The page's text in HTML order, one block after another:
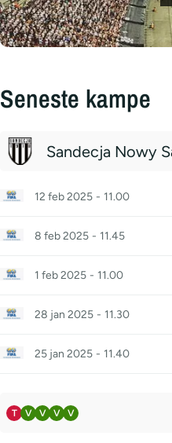
Seneste kampe
Sandecja Nowy
12 feb 2025 - 11.00
8 feb 2025 - 11.45
1 feb 2025 - 11.00
28 jan 2025 - 11.30
25 jan 2025 - 11.40
T V V V V